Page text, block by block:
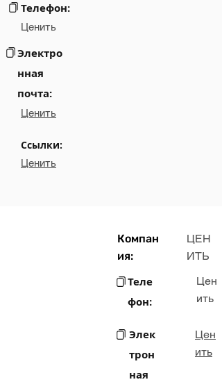
Телефон:
Ценить
Электро
нная
почта:
Ценить
Ссылки:
Ценить
Компан
ия:
ЦЕН
ИТЬ
Теле
фон:
Цен
ить
Элек
трон
ная
Цен
ить